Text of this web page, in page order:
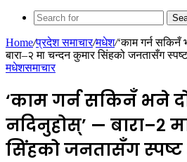
Home/प्रदेश समाचार/मधेश/‘काम गर्न सकिनँ
बारा–२ मा चन्दन कुमार सिंहको जनतासँग
मधेशसमाचार
‘काम गर्न सकिनँ भने
नदिनुहोस्’ — बारा–२
सिंहको जनतासँग स्पष्ट